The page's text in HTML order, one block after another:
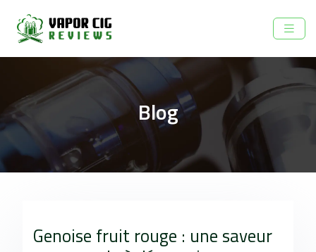
Blog
Genoise fruit rouge : une saveur